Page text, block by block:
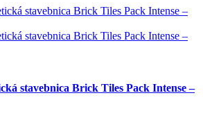
stavebnica Brick Tiles Pack Intense –